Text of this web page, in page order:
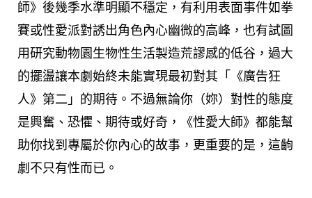
師》後幾季水準明顯不穩定，有利用表面事件如拳
賽或性愛派對誘出角色內心幽微的高峰，也有試圖
用研究動物園生物性生活製造荒謬感的低谷，過大
的擺盪讓本劇始終未能實現最初對其「《廣告狂
人》第二」的期待。不過無論你（妳）對性的態度
是興奮、恐懼、期待或好奇，《性愛大師》都能幫
助你找到專屬於你內心的故事，更重要的是，這齣
劇不只有性而已。